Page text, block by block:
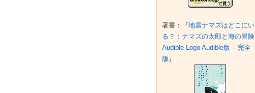
著書：『地震ナマズはどこにい
る？：ナマズの太郎と海の冒険
Audible Logo Audible版 – 完全
版』